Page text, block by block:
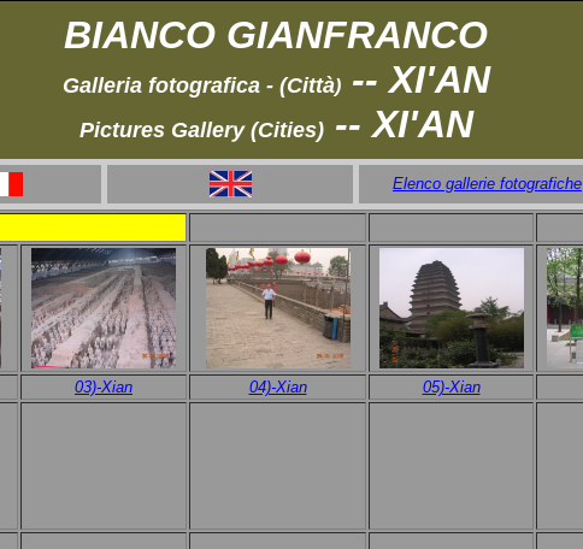
BIANCO GIANFRANCO
Galleria fotografica - (Città)-- XI'AN
Pictures Gallery (Cities)-- XI'AN
Elenco gallerie fotografiche
03)-Xian 04)-Xian 05)-Xian